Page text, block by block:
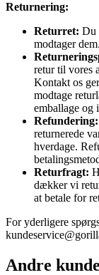
Returnering:
Returret: Du
modtager dem.
retur til vores
Kontakt os
modtage
emballage og
Refundering:
returnerede
hverdage.
Returfragt:
dækker vi
at betale for
For yderligere
Andre